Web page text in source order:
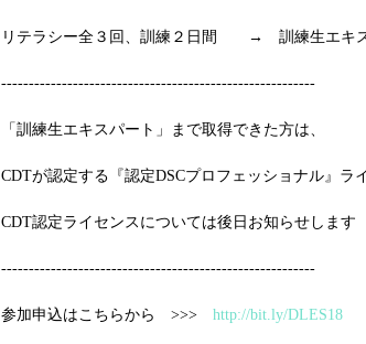
リテラシー全３回、訓練２日間　　→　訓練生エキ
---------------------------------------------------------
「訓練生エキスパート」まで取得できた方は、
CDTが認定する『認定DSCプロフェッショナル』ラ
CDT認定ライセンスについては後日お知らせします
---------------------------------------------------------
参加申込はこちらから　>>> http://bit.ly/DLES18